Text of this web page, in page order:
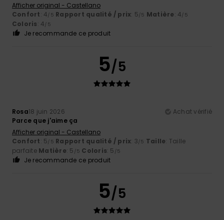
Afficher original - Castellano
Confort: 4/5 Rapport qualité / prix: 5/5 Matière: 4/5
Coloris: 4/5
Je recommande ce produit
5/5
Rosa18 juin 2026
Achat vérifié
Parce que j'aime ça
Afficher original - Castellano
Confort: 5/5 Rapport qualité / prix: 3/5 Taille: Taille
parfaite Matière: 5 /5 Coloris: 5 /5
Je recommande ce produit
5/5